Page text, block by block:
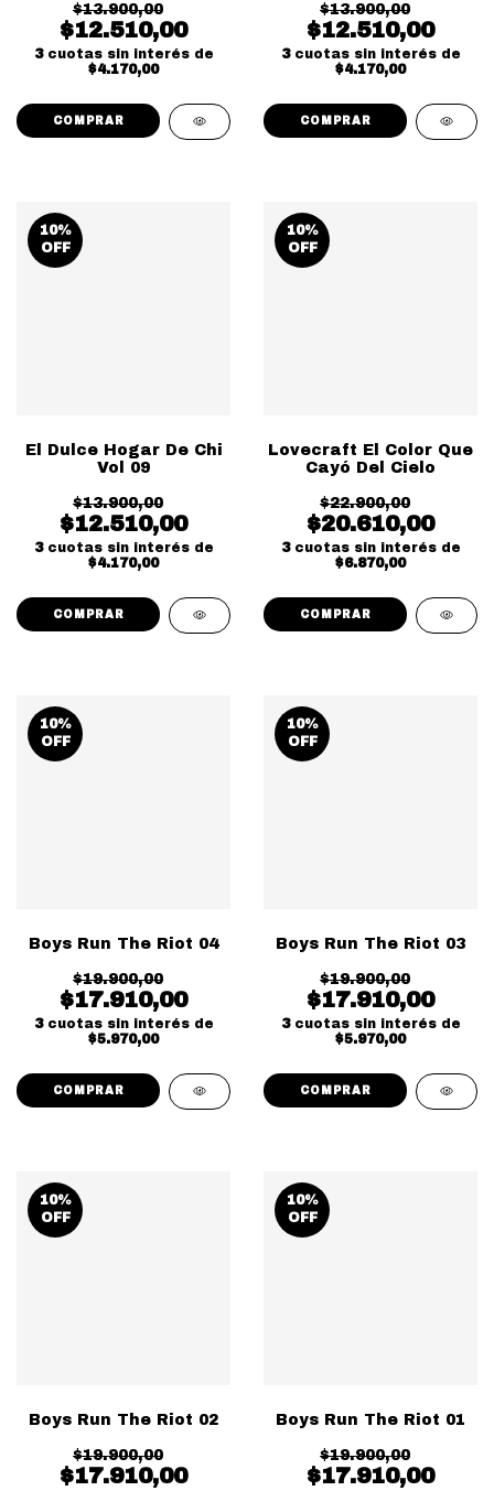
$13.900,00
$12.510,00
3 cuotas sin interés de
$4.170,00
$13.900,00
$12.510,00
3 cuotas sin interés de
$4.170,00
10%
OFF
El Dulce Hogar De Chi
Vol 09
$13.900,00
$12.510,00
3 cuotas sin interés de
$4.170,00
10%
OFF
Lovecraft El Color Que
Cayó Del Cielo
$22.900,00
$20.610,00
3 cuotas sin interés de
$6.870,00
10%
OFF
Boys Run The Riot 04
$19.900,00
$17.910,00
3 cuotas sin interés de
$5.970,00
10%
OFF
Boys Run The Riot 03
$19.900,00
$17.910,00
3 cuotas sin interés de
$5.970,00
10%
OFF
Boys Run The Riot 02
$19.900,00
$17.910,00
10%
OFF
Boys Run The Riot 01
$19.900,00
$17.910,00